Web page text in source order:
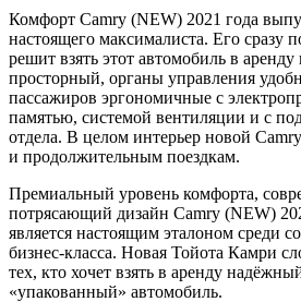
Комфорт Camry (NEW) 2021 года
настоящего максималиста. Его сразу
решит взять этот автомобиль в аренду
просторный, органы управления
пассажиров эргономичные с
памятью, системой вентиляции и с
отдела. В целом интерьер новой
и продолжительным поездкам.
Премиальный уровень комфорта,
потрясающий дизайн Camry (NEW)
является настоящим эталоном среди
бизнес-класса. Новая Тойота Камри
тех, кто хочет взять в аренду
«упакованный» автомобиль.